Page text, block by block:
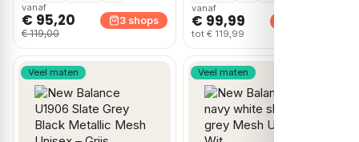
vanaf
€ 95,20
€ 119,00
3 shops
vanaf
€ 99,99
tot € 119,99
Veel maten Veel maten